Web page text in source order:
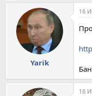
Yarik
16
16